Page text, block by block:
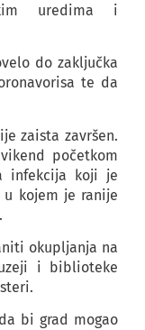
uredima i
do zaključka
te da
zaista završen.
početkom
infekcija koji je
u kojem je ranije
okupljanja na
i biblioteke
bi grad mogao